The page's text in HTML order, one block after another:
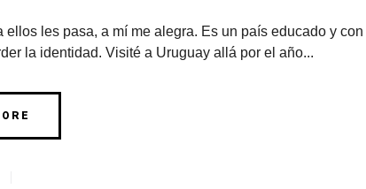
les pasa, a mí me alegra. Es un país educado y con
la identidad. Visité a Uruguay allá por el año...